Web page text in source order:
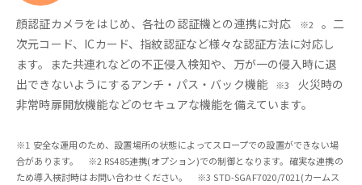
顔認証カメラをはじめ、各社の認証機との連携に対応 ※2
。二
次元コード、ICカード、指紋認証など様々な認証方法に対応し
ます。また共連れなどの不正侵入検知や、万が一の侵入時に退
出できないようにするアンチ・パス・バック機能
※3
火災時の
非常時扉開放機能などのセキュアな機能を備えています。
※1 安全な運用のため、設置場所の状態によってスロープでの設置ができない場
合があります。 ※2 RS485連携(オプション)での制御となります。確実な連携の
ため導入検討時はお問い合わせください。 ※3 STD-SGAF7020/7021(カームス